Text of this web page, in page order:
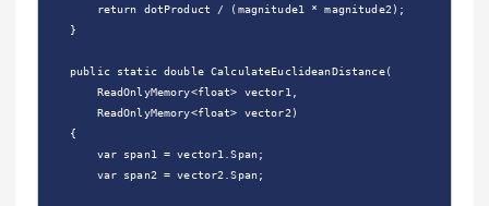
        return dotProduct / (magnitude1 * magnitude2);
    }
    public static double CalculateEuclideanDistance(
        ReadOnlyMemory<float> vector1,
        ReadOnlyMemory<float> vector2)
    {
        var span1 = vector1.Span;
        var span2 = vector2.Span;